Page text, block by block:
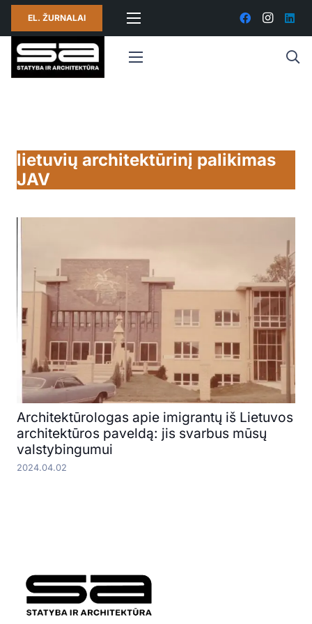
EL. ŽURNALAI
lietuvių architektūrinį palikimas
JAV
Architektūrologas apie imigrantų iš Lietuvos
architektūros paveldą: jis svarbus mūsų
valstybingumui
2024.04.02